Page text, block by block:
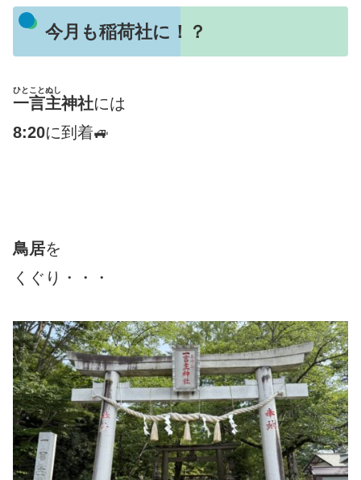
今月も稲荷社に！？
一言主
ひとことぬし
神社には
8:20に到着🚙
鳥居を
くぐり・・・